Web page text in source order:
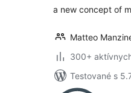
a new concept of
Matteo
300+
Testované s